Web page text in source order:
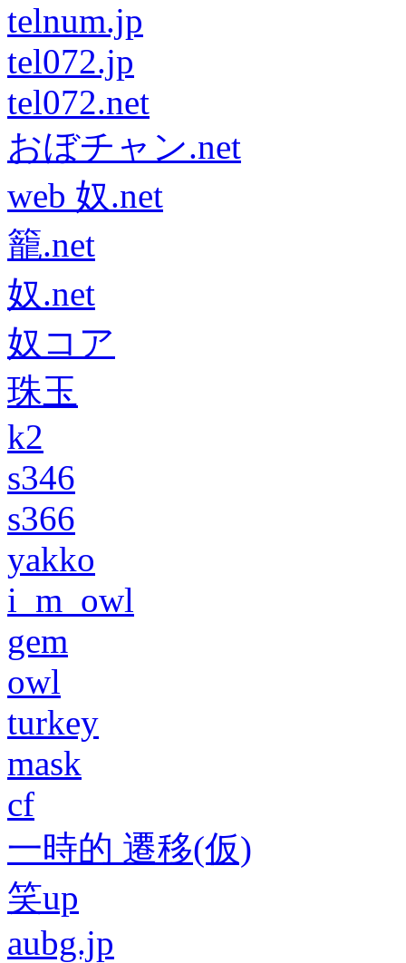
telnum.jp
tel072.jp
tel072.net
おぼチャン.net
web 奴.net
籠.net
奴.net
奴コア
珠玉
k2
s346
s366
yakko
i_m_owl
gem
owl
turkey
mask
cf
一時的 遷移(仮)
笑up
aubg.jp